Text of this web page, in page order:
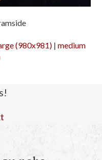
(980x981) |medium